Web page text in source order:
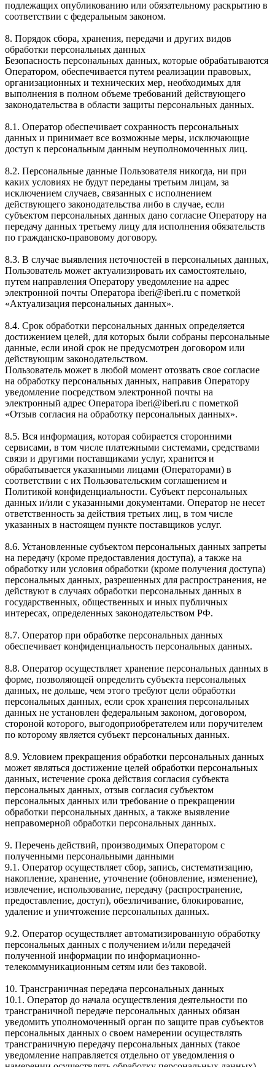
подлежащих опубликованию или обязательному раскрытию в
соответствии с федеральным законом.
8. Порядок сбора, хранения, передачи и других видов
обработки персональных данных
Безопасность персональных данных, которые обрабатываются
Оператором, обеспечивается путем реализации правовых,
организационных и технических мер, необходимых для
выполнения в полном объеме требований действующего
законодательства в области защиты персональных данных.
8.1. Оператор обеспечивает сохранность персональных
данных и принимает все возможные меры, исключающие
доступ к персональным данным неуполномоченных лиц.
8.2. Персональные данные Пользователя никогда, ни при
каких условиях не будут переданы третьим лицам, за
исключением случаев, связанных с исполнением
действующего законодательства либо в случае, если
субъектом персональных данных дано согласие Оператору на
передачу данных третьему лицу для исполнения обязательств
по гражданско-правовому договору.
8.3. В случае выявления неточностей в персональных данных,
Пользователь может актуализировать их самостоятельно,
путем направления Оператору уведомление на адрес
электронной почты Оператора iberi@iberi.ru с пометкой
«Актуализация персональных данных».
8.4. Срок обработки персональных данных определяется
достижением целей, для которых были собраны персональные
данные, если иной срок не предусмотрен договором или
действующим законодательством.
Пользователь может в любой момент отозвать свое согласие
на обработку персональных данных, направив Оператору
уведомление посредством электронной почты на
электронный адрес Оператора iberi@iberi.ru с пометкой
«Отзыв согласия на обработку персональных данных».
8.5. Вся информация, которая собирается сторонними
сервисами, в том числе платежными системами, средствами
связи и другими поставщиками услуг, хранится и
обрабатывается указанными лицами (Операторами) в
соответствии с их Пользовательским соглашением и
Политикой конфиденциальности. Субъект персональных
данных и/или с указанными документами. Оператор не несет
ответственность за действия третьих лиц, в том числе
указанных в настоящем пункте поставщиков услуг.
8.6. Установленные субъектом персональных данных запреты
на передачу (кроме предоставления доступа), а также на
обработку или условия обработки (кроме получения доступа)
персональных данных, разрешенных для распространения, не
действуют в случаях обработки персональных данных в
государственных, общественных и иных публичных
интересах, определенных законодательством РФ.
8.7. Оператор при обработке персональных данных
обеспечивает конфиденциальность персональных данных.
8.8. Оператор осуществляет хранение персональных данных в
форме, позволяющей определить субъекта персональных
данных, не дольше, чем этого требуют цели обработки
персональных данных, если срок хранения персональных
данных не установлен федеральным законом, договором,
стороной которого, выгодоприобретателем или поручителем
по которому является субъект персональных данных.
8.9. Условием прекращения обработки персональных данных
может являться достижение целей обработки персональных
данных, истечение срока действия согласия субъекта
персональных данных, отзыв согласия субъектом
персональных данных или требование о прекращении
обработки персональных данных, а также выявление
неправомерной обработки персональных данных.
9. Перечень действий, производимых Оператором с
полученными персональными данными
9.1. Оператор осуществляет сбор, запись, систематизацию,
накопление, хранение, уточнение (обновление, изменение),
извлечение, использование, передачу (распространение,
предоставление, доступ), обезличивание, блокирование,
удаление и уничтожение персональных данных.
9.2. Оператор осуществляет автоматизированную обработку
персональных данных с получением и/или передачей
полученной информации по информационно-
телекоммуникационным сетям или без таковой.
10. Трансграничная передача персональных данных
10.1. Оператор до начала осуществления деятельности по
трансграничной передаче персональных данных обязан
уведомить уполномоченный орган по защите прав субъектов
персональных данных о своем намерении осуществлять
трансграничную передачу персональных данных (такое
уведомление направляется отдельно от уведомления о